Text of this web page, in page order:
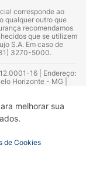
melhorar sua
de Cookies
corresponde ao
qualquer outro que
recomendamos
que se utilizem
S.A. Em caso de
3270-5000.
16 | Endereço:
Horizonte - MG |
– CRF 52.584 -
Nº 13.748. Alvará
da Empresa (AFE):